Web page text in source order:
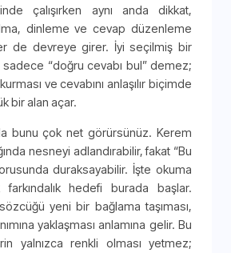
çalışırken aynı anda dikkat,
dinleme ve cevap düzenleme
de devreye girer. İyi seçilmiş bir
“doğru cevabı bul” demez;
ve cevabını anlaşılır biçimde
bir alan açar.
bunu çok net görürsünüz. Kerem
nesneyi adlandırabilir, fakat “Bu
duraksayabilir. İşte okuma
hedefi burada başlar.
yeni bir bağlama taşıması,
yaklaşması anlamına gelir. Bu
yalnızca renkli olması yetmez;